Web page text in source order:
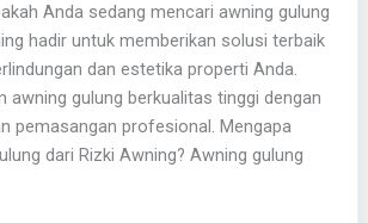
Anda sedang mencari awning gulung
hadir untuk memberikan solusi terbaik
dan estetika properti Anda.
awning gulung berkualitas tinggi dengan
pemasangan profesional. Mengapa
dari Rizki Awning? Awning gulung